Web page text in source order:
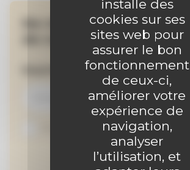
installe des
cookies sur ses
sites web pour
assurer le bon
fonctionnement
de ceux-ci,
améliorer votre
expérience de
navigation,
analyser
l’utilisation, et
Ne manquez aucune
de nos actualités !
Inscrivez-vous à la newsletter
Je suis abonné au site